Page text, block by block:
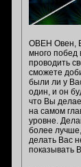
ОВЕН Овен,
много побед
проводить
сможете
были ли у
один, и он
что Вы
на самом
уровне.
более
делать Вас
показывать